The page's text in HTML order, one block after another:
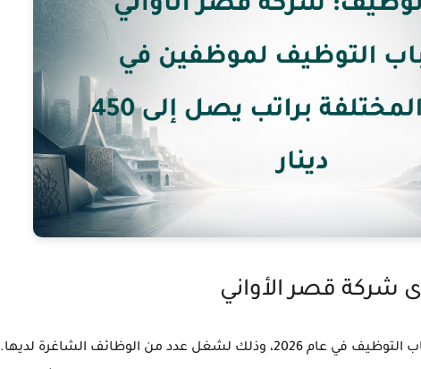
شركة قصر الأواني
تعلن شركة قصر الأواني عن فتح باب التوظيف في عام 2026، وذلك لشغل عدد من الوظائف الشاغرة لديها.